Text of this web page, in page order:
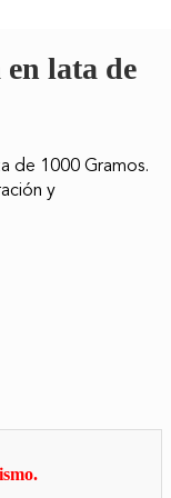
lata de
de 1000 Gramos.
y